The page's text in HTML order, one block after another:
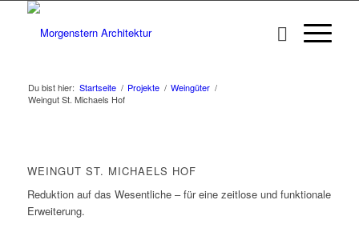
Du bist hier: Startseite / Projekte / Weingüter /
Weingut St. Michaels Hof
WEINGUT ST. MICHAELS HOF
Reduktion auf das Wesentliche – für eine zeitlose und funktionale
Erweiterung.